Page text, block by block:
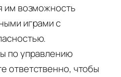
им возможность
играми с
по управлению
ответственно, чтобы